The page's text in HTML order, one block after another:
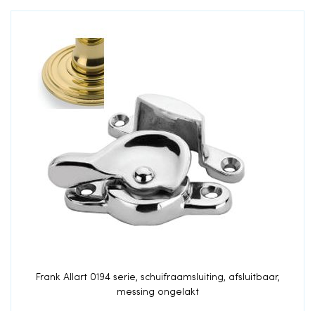
gallerijFrank Allart 0194 serie, schuifraamsluiting, afsluitbaar,
messing ongelakt